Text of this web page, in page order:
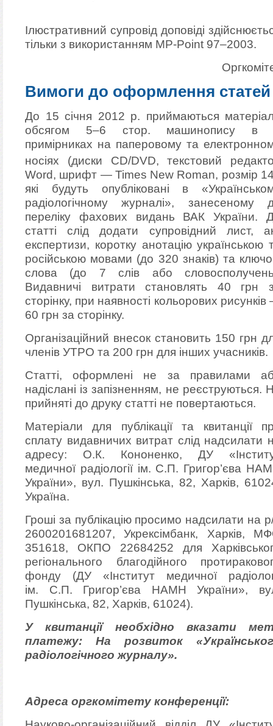
Ілюстративний супровід доповіді
тільки з використанням MP-Point 97–2003.
Вимоги до оформлення статей
До 15 січня 2012 р. приймаються
обсягом 5–6 стор. машинопису в
примірниках на паперовому та
носіях (диски
CD/DVD,
текстовий
Word, шрифт — Times New Roman, розмір
які будуть опубліковані в
радіологічному журналі», занесеному
переліку фахових видань ВАК України.
статті слід додати супровідний лист,
експертизи, коротку анотацію українською
російською мовами (до 320 знаків) та
слова (до 7 слів або
Видавничі витрати становлять 40 грн
сторінку, при наявності кольорових
60 грн за сторінку.
Організаційний внесок становить 150 грн
членів УТРО та 200 грн для інших учасників.
Статті, оформлені не за правилами
надіслані із запізненням, не реєструються.
прийняті до друку статті не повертаються.
Матеріали для публікації та квитанції
сплату видавничих витрат слід надсилати
адресу: О.К. Кононенко, ДУ
медичної радіології ім. С.П. Григор’єва
України», вул. Пушкінська, 82, Харків,
Україна.
Гроші за публікацію просимо надсилати на
2600201681207, Укрексімбанк, Харків,
351618, ОКПО 22684252 для
регіонального благодійного
фонду (ДУ «Інститут медичної
ім. С.П. Григор’єва НАМН України»,
Пушкінська, 82, Харків, 61024).
У квитанції необхідно вказати
платежу: На розвиток
радіологічного журналу».
Адреса оргкомітету конференції: